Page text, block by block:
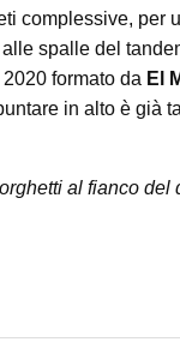
complessive, per
spalle del
formato da El
in alto è già
al fianco del